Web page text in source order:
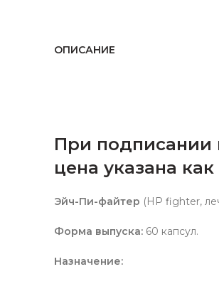
ОПИСАНИЕ
При подписании
цена указана как
Эйч-Пи-файтер (HP fighter,
Форма выпуска: 60 капсул.
Назначение: